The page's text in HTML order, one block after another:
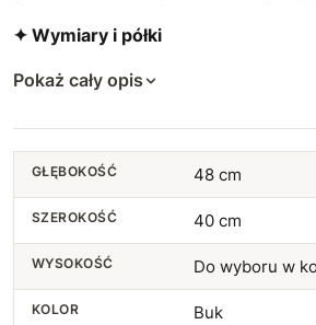
✦ Wymiary i półki
Pokaż cały opis
GŁĘBOKOŚĆ 48 cm
SZEROKOŚĆ 40 cm
WYSOKOŚĆ Do wyboru w
KOLOR Buk